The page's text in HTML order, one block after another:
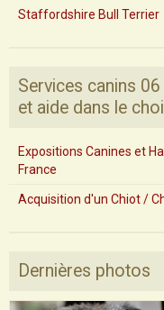
Staffordshire Bull Terrier
Services canins
et aide dans le
Expositions Canines et
France
Acquisition d'un Chiot /
Dernières photos